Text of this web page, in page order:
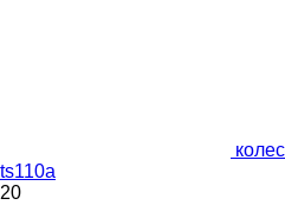
ts110a
20